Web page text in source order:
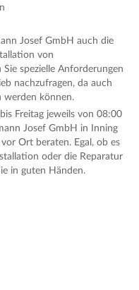
Josef GmbH auch die
von
spezielle Anforderungen
nachzufragen, da auch
werden können.
Freitag jeweils von 08:00
Josef GmbH in Inning
Ort beraten. Egal, ob es
oder die Reparatur
in guten Händen.